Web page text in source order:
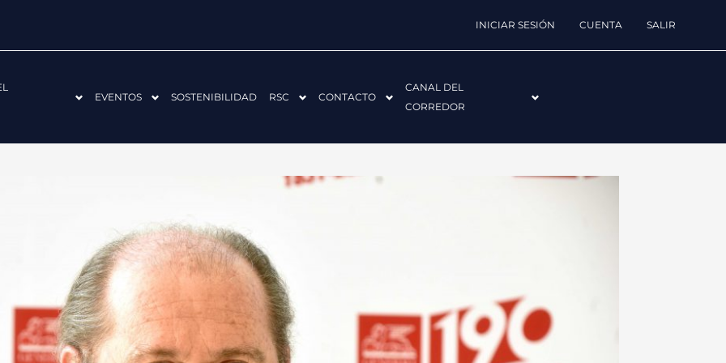
INICIAR SESIÓN CUENTA SALIR
EVENTOS SOSTENIBILIDAD RSC CONTACTO
CANAL DEL
CORREDOR